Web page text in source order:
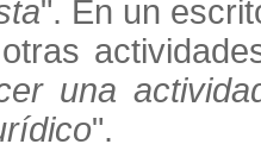
". En un
una
".